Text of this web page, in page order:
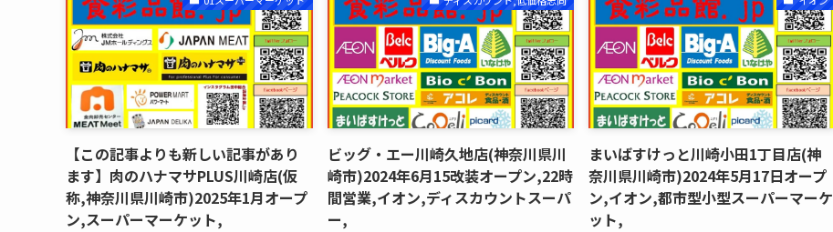
【この記事よりも新しい記事があり
ます】肉のハナマサPLUS川崎店(仮
称,神奈川県川崎市)2025年1月オープ
ン,スーパーマーケット,
ビッグ・エー川崎久地店(神奈川県川
崎市)2024年6月15改装オープン,22時
間営業,イオン,ディスカウントスーパ
ー,
まいばすけっと川崎小田1丁目店(神
奈川県川崎市)2024年5月17日オープ
ン,イオン,都市型小型スーパーマーケ
ット,